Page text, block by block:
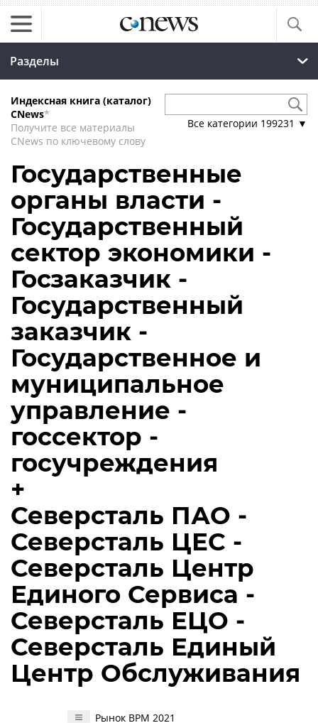
Разделы
Индексная книга (каталог)
CNews*
Получите все материалы
CNews по ключевому слову
Все категории 199231 ▼
Государственные
органы власти -
Государственный
сектор экономики -
Госзаказчик -
Государственный
заказчик -
Государственное и
муниципальное
управление -
госсектор -
госучреждения
+
Северсталь ПАО -
Северсталь ЦЕС -
Северсталь Центр
Единого Сервиса -
Северсталь ЕЦО -
Северсталь Единый
Центр Обслуживания
Рынок BPM 2021